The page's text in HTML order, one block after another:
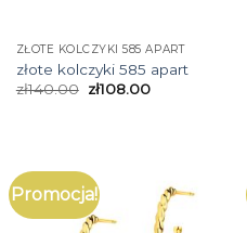
ZŁOTE KOLCZYKI 585 APART
złote kolczyki 585 apart
zł140.00 zł108.00
Promocja!